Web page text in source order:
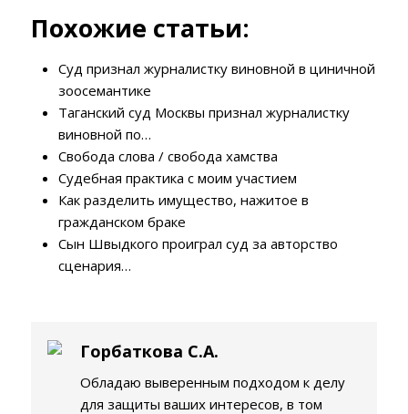
Похожие статьи:
Суд признал журналистку виновной в циничной
зоосемантике
Таганский суд Москвы признал журналистку
виновной по…
Свобода слова / свобода хамства
Судебная практика с моим участием
Как разделить имущество, нажитое в
гражданском браке
Сын Швыдкого проиграл суд за авторство
сценария…
Горбаткова С.А.
Обладаю выверенным подходом к делу
для защиты ваших интересов, в том